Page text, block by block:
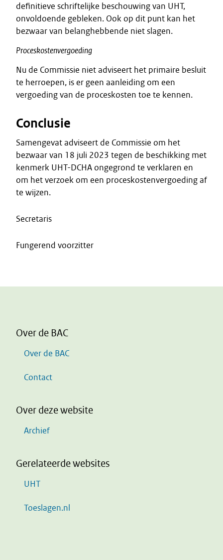
definitieve schriftelijke beschouwing van UHT,
onvoldoende gebleken. Ook op dit punt kan het
bezwaar van belanghebbende niet slagen.
Proceskostenvergoeding
Nu de Commissie niet adviseert het primaire besluit
te herroepen, is er geen aanleiding om een
vergoeding van de proceskosten toe te kennen.
Conclusie
Samengevat adviseert de Commissie om het
bezwaar van 18 juli 2023 tegen de beschikking met
kenmerk UHT-DCHA ongegrond te verklaren en
om het verzoek om een proceskostenvergoeding af
te wijzen.
Secretaris
Fungerend voorzitter
Over de BAC
Over de BAC
Contact
Over deze website
Archief
Gerelateerde websites
UHT
Toeslagen.nl